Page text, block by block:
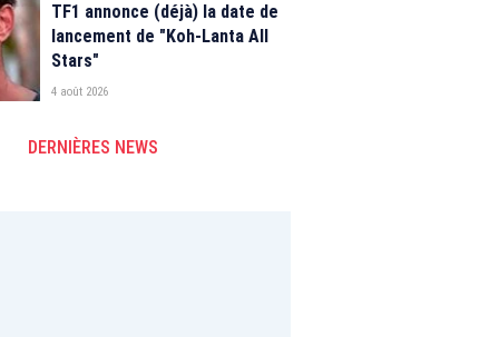
TF1 annonce (déjà) la date de
lancement de "Koh-Lanta All
Stars"
4 août 2026
DERNIÈRES NEWS